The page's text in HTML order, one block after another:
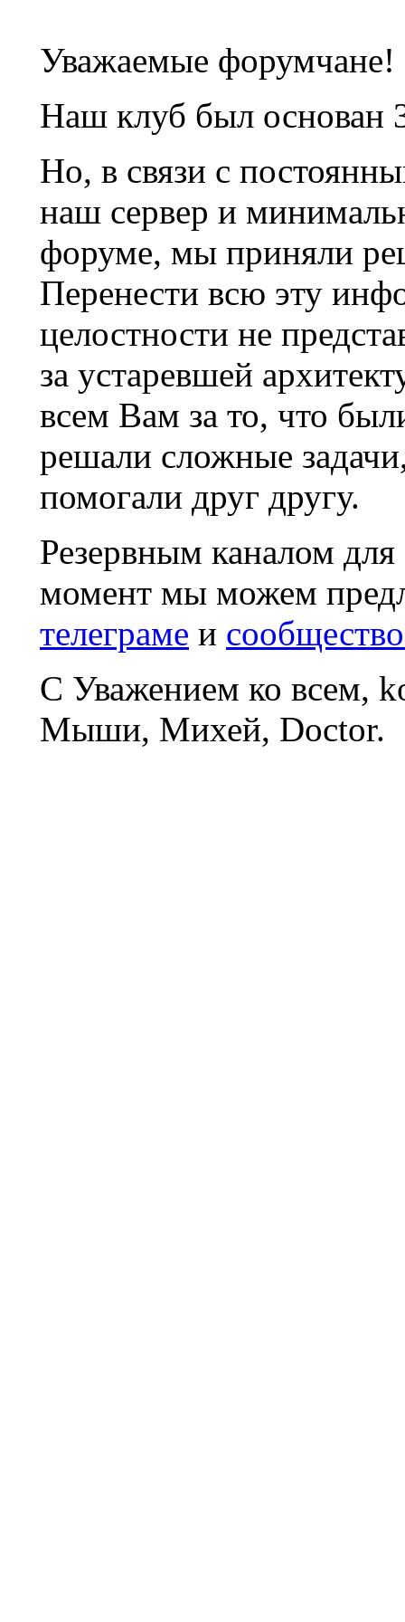
Уважаемые форумчане!
Наш клуб был основан
Но, в связи с
наш сервер и
форуме, мы приняли
Перенести всю эту
целостности не
за устаревшей
всем Вам за то, что
решали сложные
помогали друг другу.
Резервным каналом
момент мы можем
телеграме и
С Уважением ко всем,
Мыши, Михей, Doctor.